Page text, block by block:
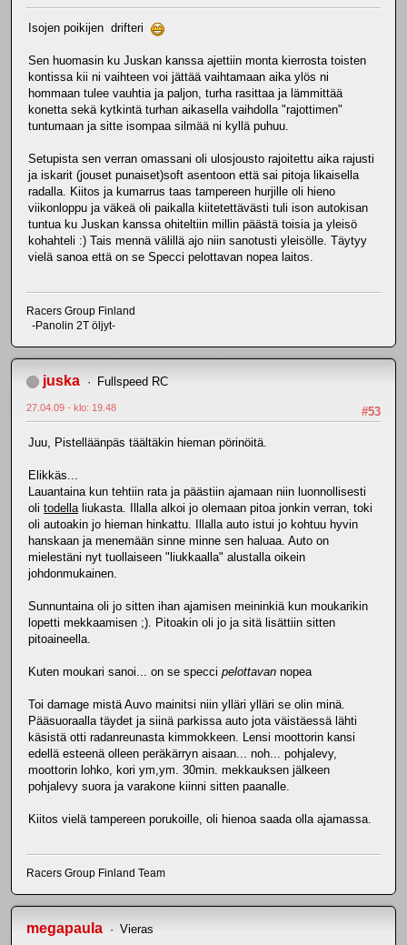
Isojen poikijen drifteri
Sen huomasin ku Juskan kanssa ajettiin monta kierrosta toisten
kontissa kii ni vaihteen voi jättää vaihtamaan aika ylös ni
hommaan tulee vauhtia ja paljon, turha rasittaa ja lämmittää
konetta sekä kytkintä turhan aikasella vaihdolla "rajottimen"
tuntumaan ja sitte isompaa silmää ni kyllä puhuu.
Setupista sen verran omassani oli ulosjousto rajoitettu aika rajusti
ja iskarit (jouset punaiset)soft asentoon että sai pitoja likaisella
radalla. Kiitos ja kumarrus taas tampereen hurjille oli hieno
viikonloppu ja väkeä oli paikalla kiitetettävästi tuli ison autokisan
tuntua ku Juskan kanssa ohiteltiin millin päästä toisia ja yleisö
kohahteli :) Tais mennä välillä ajo niin sanotusti yleisölle. Täytyy
vielä sanoa että on se Specci pelottavan nopea laitos.
Racers Group Finland
-Panolin 2T öljyt-
juska Fullspeed RC
#53
27.04.09 - klo: 19.48
Juu, Pistelläänpäs täältäkin hieman pörinöitä.
Elikkäs...
Lauantaina kun tehtiin rata ja päästiin ajamaan niin luonnollisesti
oli todella liukasta. Illalla alkoi jo olemaan pitoa jonkin verran, toki
oli autoakin jo hieman hinkattu. Illalla auto istui jo kohtuu hyvin
hanskaan ja menemään sinne minne sen haluaa. Auto on
mielestäni nyt tuollaiseen "liukkaalla" alustalla oikein
johdonmukainen.
Sunnuntaina oli jo sitten ihan ajamisen meininkiä kun moukarikin
lopetti mekkaamisen ;). Pitoakin oli jo ja sitä lisättiin sitten
pitoaineella.
Kuten moukari sanoi... on se specci pelottavan nopea
Toi damage mistä Auvo mainitsi niin ylläri ylläri se olin minä.
Pääsuoraalla täydet ja siinä parkissa auto jota väistäessä lähti
käsistä otti radanreunasta kimmokkeen. Lensi moottorin kansi
edellä esteenä olleen peräkärryn aisaan... noh... pohjalevy,
moottorin lohko, kori ym,ym. 30min. mekkauksen jälkeen
pohjalevy suora ja varakone kiinni sitten paanalle.
Kiitos vielä tampereen porukoille, oli hienoa saada olla ajamassa.
Racers Group Finland Team
megapaula Vieras